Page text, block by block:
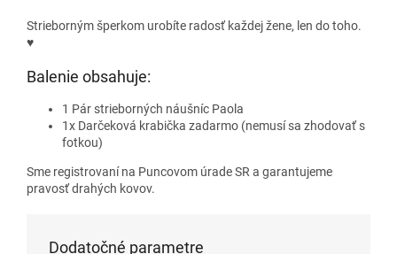
Strieborným šperkom urobíte radosť každej žene, len do toho.
♥
Balenie obsahuje:
1 Pár strieborných náušníc Paola
1x Darčeková krabička zadarmo (nemusí sa zhodovať s
fotkou)
Sme registrovaní na Puncovom úrade SR a garantujeme
pravosť drahých kovov.
Dodatočné parametre